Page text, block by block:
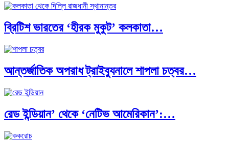
ক্রূরতা ও ধ্বংসের মহাকাব্য: পৃথিবীর…
ব্রাজিল ও আর্জেন্টিনার কালো অধ্যায়:…
পূর্ব ইউরোপ বনাম তুরস্ক: শত…
ব্রিটিশ ভারতের ‘হীরক মুকুট’ কলকাতা…
আন্তর্জাতিক অপরাধ ট্রাইব্যুনালে শাপলা চত্বর…
রেড ইন্ডিয়ান’ থেকে ‘নেটিভ আমেরিকান’:…